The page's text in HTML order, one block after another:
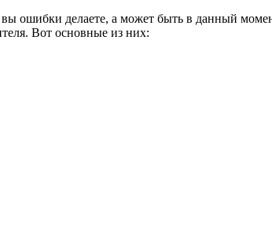
ошибки делаете, а может быть в данный
Вот основные из них: